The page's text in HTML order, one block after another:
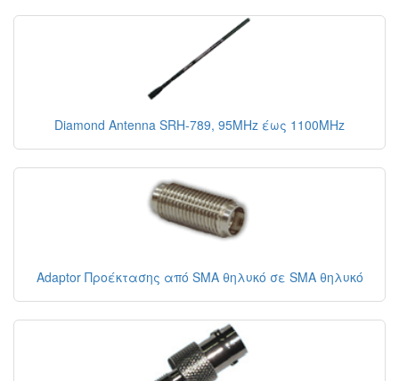
Diamond Antenna SRH-789, 95MHz έως 1100MHz
Adaptor Προέκτασης από SMA θηλυκό σε SMA θηλυκό